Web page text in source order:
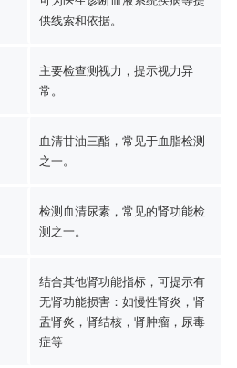
供线索和依据。
主要检查测视力，提示视力异
常。
血清甘油三酯，常见于血脂检测
之一。
检测血清尿素，常见的肾功能检
测之一。
结合其他肾功能指标，可提示有
无肾功能损害：如慢性肾炎，肾
盂肾炎，肾结核，肾肿瘤，尿毒
症等